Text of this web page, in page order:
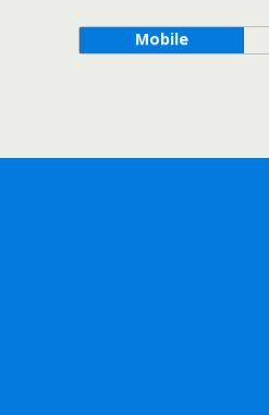
Mobile